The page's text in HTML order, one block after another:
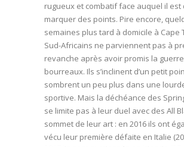
rugueux et combatif face auquel il est
marquer des points. Pire encore,
semaines plus tard à domicile à Cape
Sud-Africains ne parviennent pas à
revanche après avoir promis la
bourreaux. Ils s’inclinent d’un petit
sombrent un peu plus dans une
sportive. Mais la déchéance des
se limite pas à leur duel avec des All
sommet de leur art : en 2016 ils ont
vécu leur première défaite en Italie